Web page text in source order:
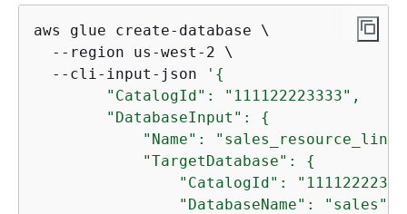
aws glue create-database \
  --region us-west-2 \
  --cli-input-json
' {
        "CatalogId": "111122223333",
        "DatabaseInput":
{
"Name":
            "TargetDatabase":
{
"CatalogId":
                "DatabaseName": "sales"